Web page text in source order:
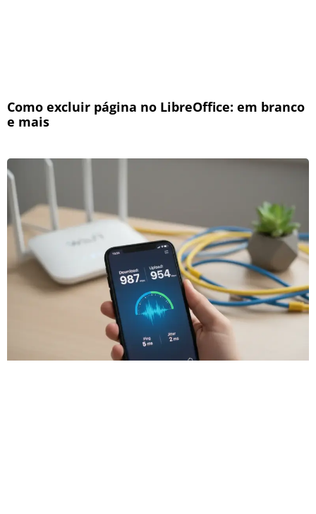
Como excluir página no LibreOffice: em branco
e mais